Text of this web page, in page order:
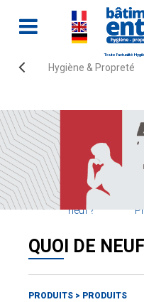
Toute l'actualité
Hygiène & Propreté
Accueil
Quoi de
neuf ?
QUOI DE
PRODUITS > PRODUITS